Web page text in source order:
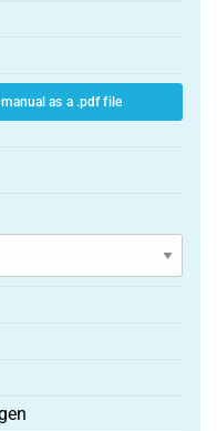
as a .pdf file